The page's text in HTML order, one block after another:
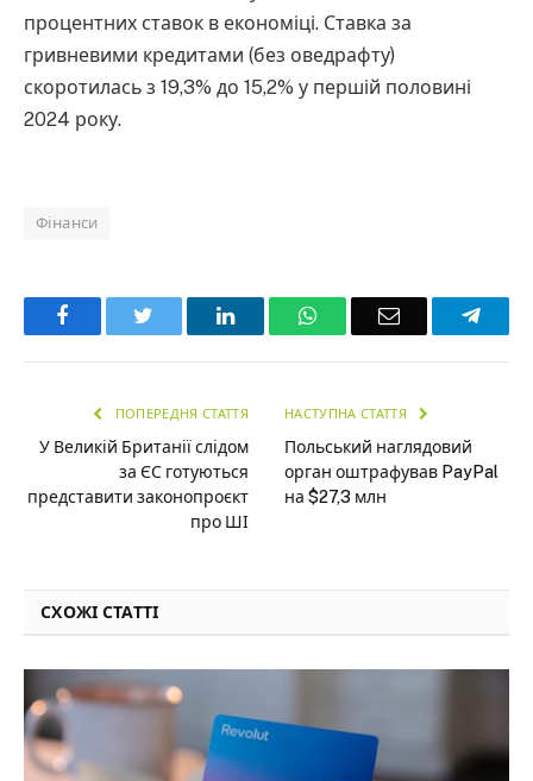
процентних ставок в економіці. Ставка за
гривневими кредитами (без оведрафту)
скоротилась з 19,3% до 15,2% у першій половині
2024 року.
Фінанси
Facebook LinkedInWhatsAppEmail
ПОПЕРЕДНЯ СТАТТЯ
У Великій Британії слідом
за ЄС готуються
представити законопроєкт
про ШІ
НАСТУПНА СТАТТЯ
Польський наглядовий
орган оштрафував PayPal
на $27,3 млн
СХОЖІ СТАТТІ